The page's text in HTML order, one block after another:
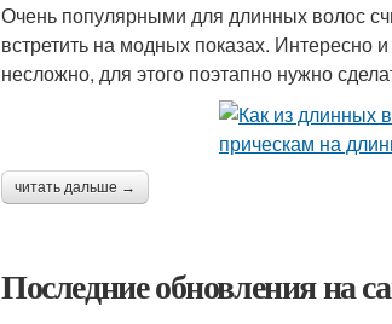
Очень популярными для длинных волос
встретить на модных показах.
несложно, для этого поэтапно нужно
читать дальше →
Последние обновления на